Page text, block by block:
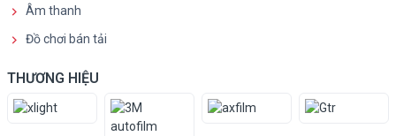
Âm thanh
Đồ chơi bán tải
THƯƠNG HIỆU